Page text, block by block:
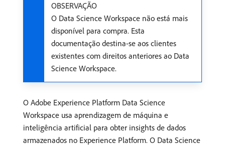
OBSERVAÇÃO
O Data Science Workspace não está mais
disponível para compra. Esta
documentação destina-se aos clientes
existentes com direitos anteriores ao Data
Science Workspace.
O Adobe Experience Platform Data Science
Workspace usa aprendizagem de máquina e
inteligência artificial para obter insights de dados
armazenados no Experience Platform. O Data Science